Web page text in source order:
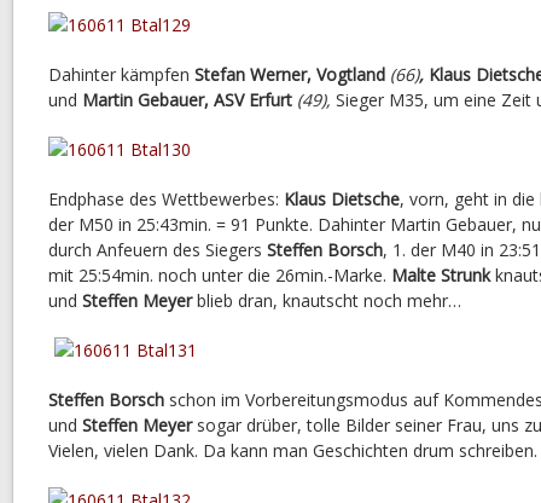
Dahinter kämpfen Stefan Werner, Vogtland (66), Klaus
und Martin Gebauer, ASV Erfurt (49), Sieger M35, um eine Zeit
Endphase des Wettbewerbes: Klaus Dietsche, vorn, geht in
der M50 in 25:43min. = 91 Punkte. Dahinter Martin Gebauer,
durch Anfeuern des Siegers Steffen Borsch, 1. der M40 in
mit 25:54min. noch unter die 26min.-Marke. Malte Strunk
und Steffen Meyerblieb dran, knautscht noch mehr…
Steffen Borsch schon im Vorbereitungsmodus auf
und Steffen Meyersogar drüber, tolle Bilder seiner Frau, uns
Vielen, vielen Dank. Da kann man Geschichten drum schreiben.